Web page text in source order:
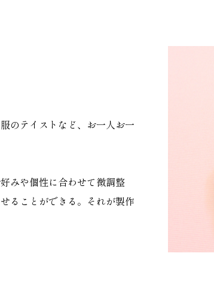
のテイストなど、お一人お一
みや個性に合わせて微調整
ることができる。それが製作